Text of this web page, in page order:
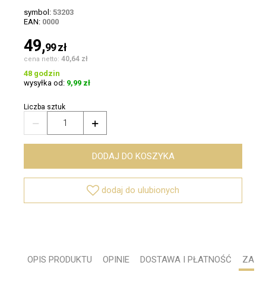
symbol: 53203
EAN: 0000
49,99zł
cena netto: 40,64 zł
48 godzin
wysyłka od: 9,99 zł
Liczba sztuk
 
DODAJ DO KOSZYKA
 dodaj do ulubionych
OPIS PRODUKTU OPINIE DOSTAWA I PŁATNOŚĆ